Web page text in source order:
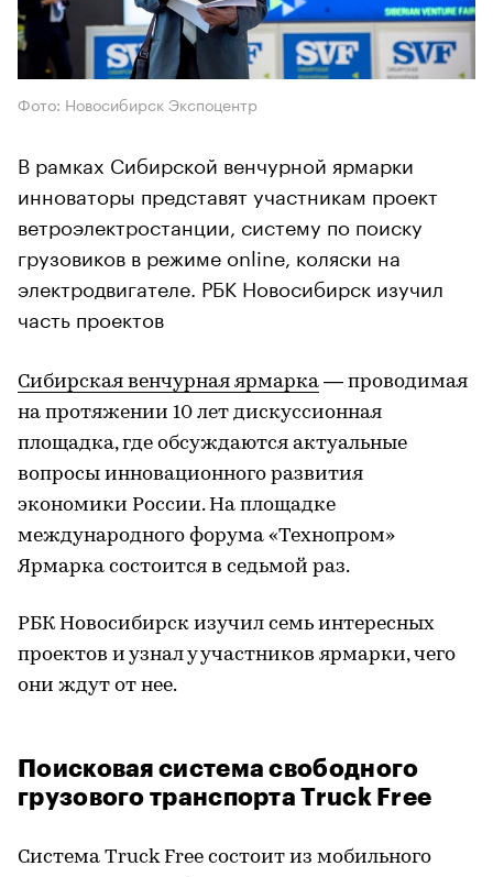
Фото: Новосибирск Экспоцентр
В рамках Сибирской венчурной ярмарки
инноваторы представят участникам проект
ветроэлектростанции, систему по поиску
грузовиков в режиме online, коляски на
электродвигателе. РБК Новосибирск изучил
часть проектов
Сибирская венчурная ярмарка — проводимая
на протяжении 10 лет дискуссионная
площадка, где обсуждаются актуальные
вопросы инновационного развития
экономики России. На площадке
международного форума «Технопром»
Ярмарка состоится в седьмой раз.
РБК Новосибирск изучил семь интересных
проектов и узнал у участников ярмарки, чего
они ждут от нее.
Поисковая система свободного
грузового транспорта Truck Free
Система Truck Free состоит из мобильного